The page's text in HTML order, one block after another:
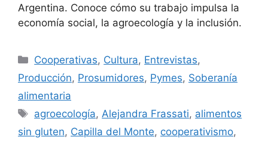
Argentina. Conoce cómo su trabajo impulsa la
economía social, la agroecología y la inclusión.
Cooperativas, Cultura, Entrevistas,
Producción, Prosumidores, Pymes, Soberanía
alimentaria
agroecología,Alejandra Frassati, alimentos
sin gluten, Capilla del Monte, cooperativismo,